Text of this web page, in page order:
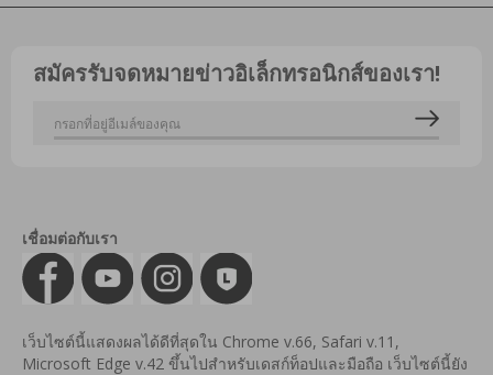
สมัครรับจดหมายข่าวอิเล็กทรอนิกส์ของเรา!
เชื่อมต่อกับเรา
เว็บไซต์นี้แสดงผลได้ดีที่สุดใน Chrome v.66, Safari v.11,
Microsoft Edge v.42 ขึ้นไปสำหรับเดสก์ท็อปและมือถือ เว็บไซต์นี้ยัง